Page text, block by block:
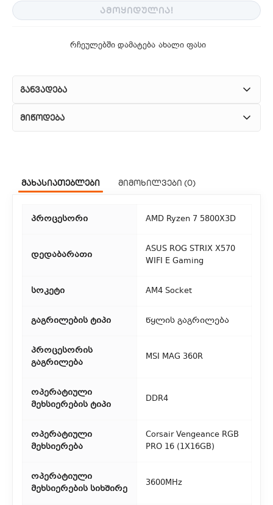
ᲐᲛᲝᲧᲘᲓᲣᲚᲘᲐ!
რჩეულებში დამატება ახალი ფასი
განვადება
მიწოდება
თბილისის მასშტაბით.
აიღოთ თქვენი შეკვეთა ჩვენი ფილიალიდან.
რეგიონებიდან შეკვეთებისთვის ხელმისაწვდომია საფოსტო
ადგილმდებარეობაზე.
მახასიათებლები მიმოხილვები (0)
პროცესორი AMD Ryzen 7 5800X3D
დედაბარათი
ASUS ROG STRIX X570
WIFI E Gaming
სოკეტი AM4 Socket
გაგრილების ტიპი წყლის გაგრილება
პროცესორის
გაგრილება
MSI MAG 360R
ოპერატიული
მეხსიერების ტიპი
DDR4
ოპერატიული
მეხსიერება
Corsair Vengeance RGB
PRO 16 (1X16GB)
ოპერატიული
მეხსიერების სიხშირე
3600MHz